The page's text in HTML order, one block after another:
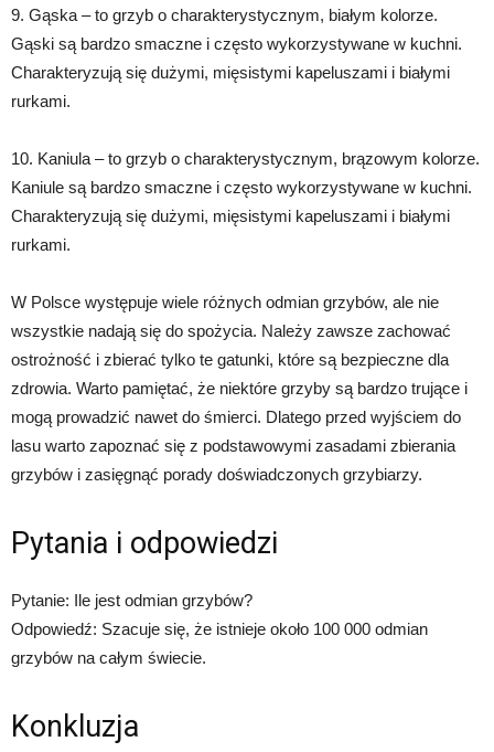
9. Gąska – to grzyb o charakterystycznym, białym kolorze.
Gąski są bardzo smaczne i często wykorzystywane w kuchni.
Charakteryzują się dużymi, mięsistymi kapeluszami i białymi
rurkami.
10. Kaniula – to grzyb o charakterystycznym, brązowym kolorze.
Kaniule są bardzo smaczne i często wykorzystywane w kuchni.
Charakteryzują się dużymi, mięsistymi kapeluszami i białymi
rurkami.
W Polsce występuje wiele różnych odmian grzybów, ale nie
wszystkie nadają się do spożycia. Należy zawsze zachować
ostrożność i zbierać tylko te gatunki, które są bezpieczne dla
zdrowia. Warto pamiętać, że niektóre grzyby są bardzo trujące i
mogą prowadzić nawet do śmierci. Dlatego przed wyjściem do
lasu warto zapoznać się z podstawowymi zasadami zbierania
grzybów i zasięgnąć porady doświadczonych grzybiarzy.
Pytania i odpowiedzi
Pytanie: Ile jest odmian grzybów?
Odpowiedź: Szacuje się, że istnieje około 100 000 odmian
grzybów na całym świecie.
Konkluzja